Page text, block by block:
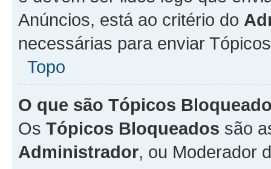
Anúncios, está ao critério do
necessárias para enviar
Topo
O que são Tópicos
Os Tópicos Bloqueados são
Administrador, ou Moderador